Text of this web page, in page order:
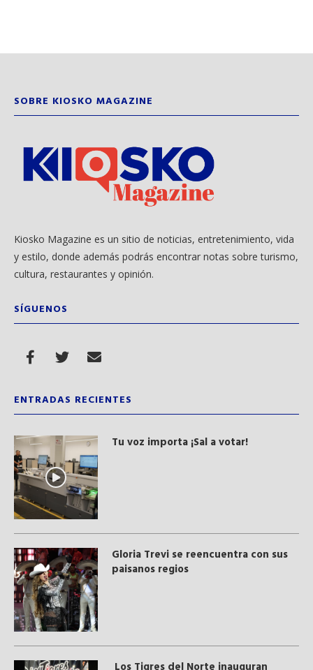
SOBRE KIOSKO MAGAZINE
Kiosko Magazine es un sitio de noticias, entretenimiento, vida
y estilo, donde además podrás encontrar notas sobre turismo,
cultura, restaurantes y opinión.
SÍGUENOS
ENTRADAS RECIENTES
Tu voz importa ¡Sal a votar!
Gloria Trevi se reencuentra con sus
paisanos regios